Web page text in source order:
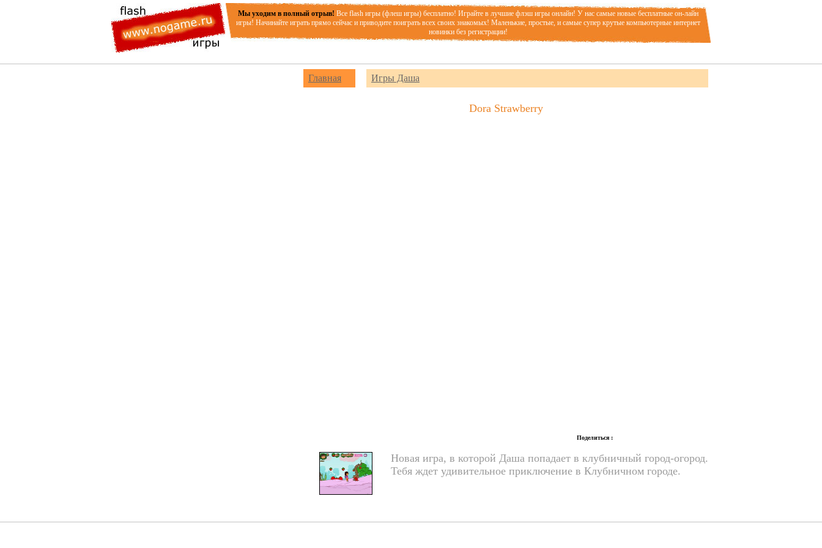
Мы уходим в полный отрыв! Все flash игры (флеш игры) бесплатно! Играйте в лучшие флэш игры онлайн! У нас самые новые бесплатные он-лайн
игры! Начинайте играть прямо сейчас и приводите поиграть всех своих знакомых! Маленькие, простые, и самые супер крутые компьютерные интернет
новинки без регистрации!
Главная Игры Даша
Dora Strawberry
Поделиться :
Новая игра, в которой Даша попадает в клубничный город-огород.
Тебя ждет удивительное приключение в Клубничном городе.